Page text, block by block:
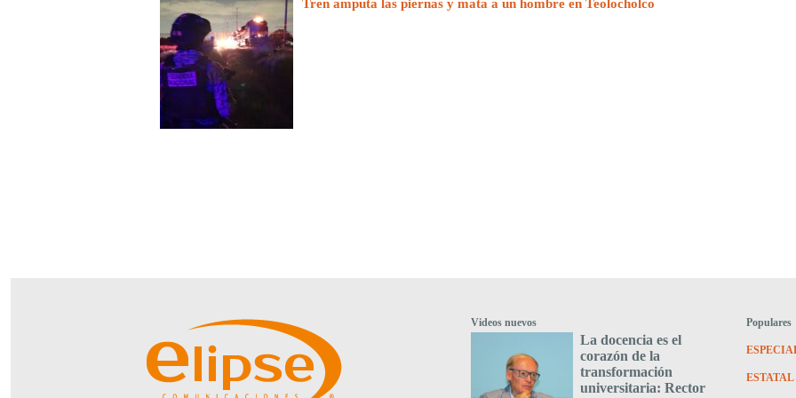
Tren amputa las piernas y mata a un hombre en Teolocholco
Videos nuevos
La docencia es el
corazón de la
transformación
universitaria: Rector
Populares
ESTATAL